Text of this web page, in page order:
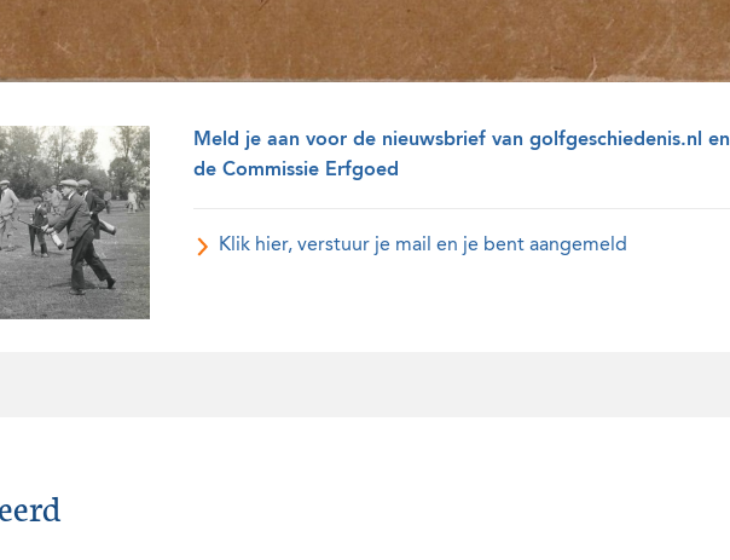
Meld je aan voor de nieuwsbrief van golfgeschiedenis.nl en
de Commissie Erfgoed
Klik hier, verstuur je mail en je bent aangemeld